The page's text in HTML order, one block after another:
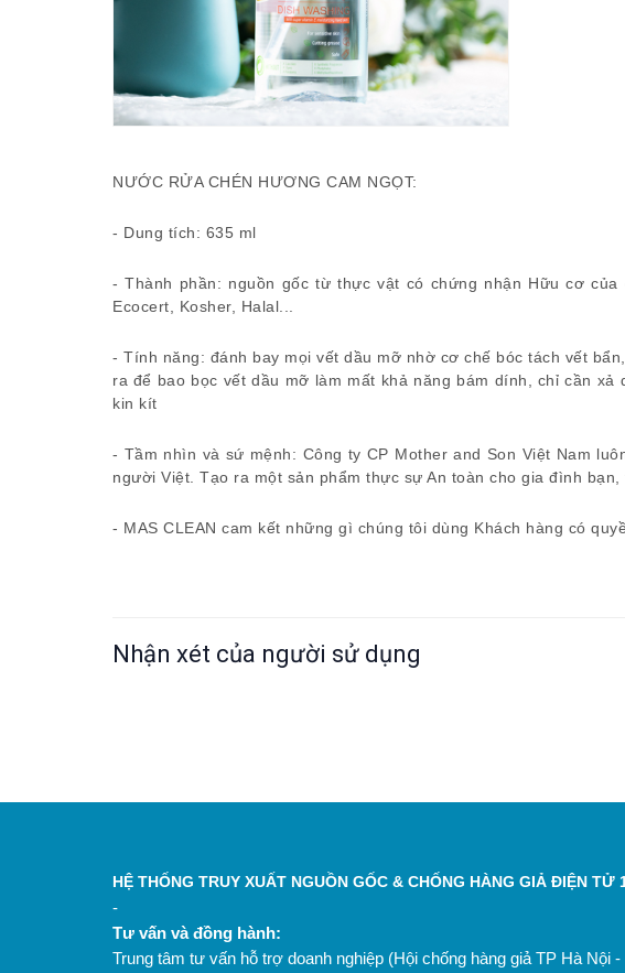
NƯỚC RỬA CHÉN HƯƠNG CAM NGỌT:
- Dung tích: 635 ml
- Thành phần: nguồn gốc từ thực vật có chứng nhận Hữu cơ
Ecocert, Kosher, Halal...
- Tính năng: đánh bay mọi vết dầu mỡ nhờ cơ chế bóc tách vết
ra để bao bọc vết dầu mỡ làm mất khả năng bám dính, chỉ cần
kin kít
- Tầm nhìn và sứ mệnh: Công ty CP Mother and Son Việt Nam
người Việt. Tạo ra một sản phẩm thực sự An toàn cho gia đình
- MAS CLEAN cam kết những gì chúng tôi dùng Khách hàng có
Nhận xét của người sử dụng
HỆ THỐNG TRUY XUẤT NGUỒN GỐC & CHỐNG HÀNG GIẢ ĐIỆN TỬ
-
Tư vấn và đồng hành:
Trung tâm tư vấn hỗ trợ doanh nghiệp (Hội chống hàng giả TP Hà Nội -